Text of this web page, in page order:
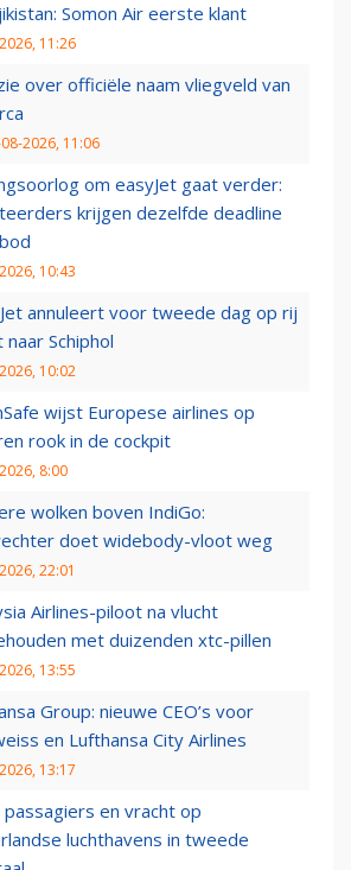
Somon Air eerste klant
11:26
over officiële naam vliegveld van
2026, 11:06
om easyJet gaat verder:
krijgen dezelfde deadline
10:43
annuleert voor tweede dag op rij
naar Schiphol
10:02
wijst Europese airlines op
rook in de cockpit
8:00
wolken boven IndiGo:
doet widebody-vloot weg
22:01
Airlines-piloot na vlucht
met duizenden xtc-pillen
13:55
Group: nieuwe CEO’s voor
en Lufthansa City Airlines
13:17
en vracht op
luchthavens in tweede